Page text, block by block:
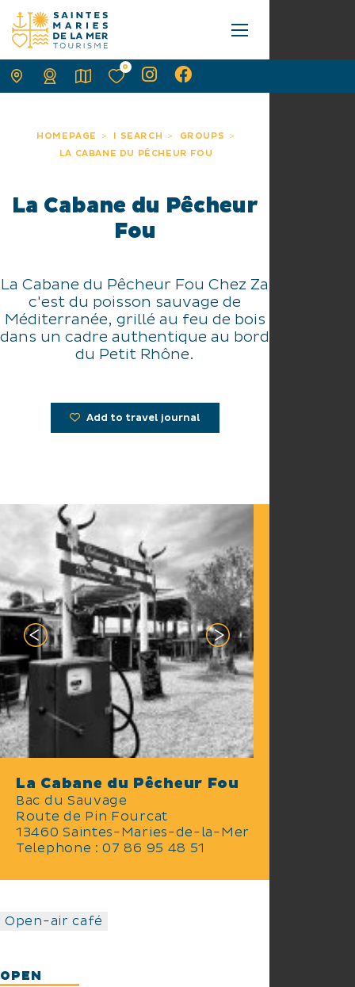
HOMEPAGE I SEARCH
GROUPS
LA CABANE DU PÊCHEUR FOU
La Cabane du Pêcheur
Fou
La Cabane du Pêcheur Fou Chez Za
c'est du poisson sauvage de
Méditerranée, grillé au feu de bois
dans un cadre authentique au bord
du Petit Rhône.
Add to travel journal
La Cabane du Pêcheur Fou
Bac du Sauvage
Route de Pin Fourcat
13460 Saintes-Maries-de-la-Mer
Telephone : 07 86 95 48 51
Open-air café
OPEN
0